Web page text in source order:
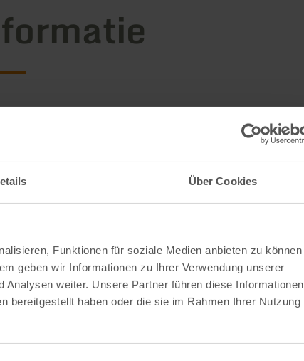
Über Cookies
Funktionen für soziale Medien anbieten zu können
geben wir Informationen zu Ihrer Verwendung unserer
weiter. Unsere Partner führen diese Informationen
bereitgestellt haben oder die sie im Rahmen Ihrer Nutzung